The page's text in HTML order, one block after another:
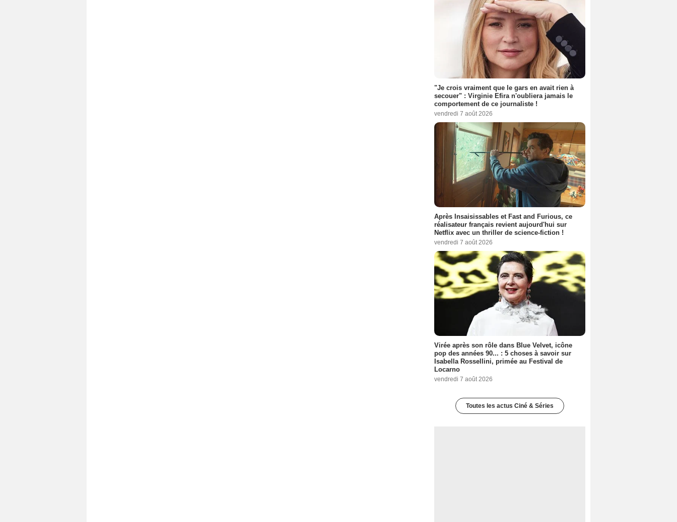
"Je crois vraiment que le gars en avait rien à
secouer" : Virginie Efira n'oubliera jamais le
comportement de ce journaliste !
vendredi 7 août 2026
Après Insaisissables et Fast and Furious, ce
réalisateur français revient aujourd'hui sur
Netflix avec un thriller de science-fiction !
vendredi 7 août 2026
Virée après son rôle dans Blue Velvet, icône
pop des années 90... : 5 choses à savoir sur
Isabella Rossellini, primée au Festival de
Locarno
vendredi 7 août 2026
Toutes les actus Ciné & Séries